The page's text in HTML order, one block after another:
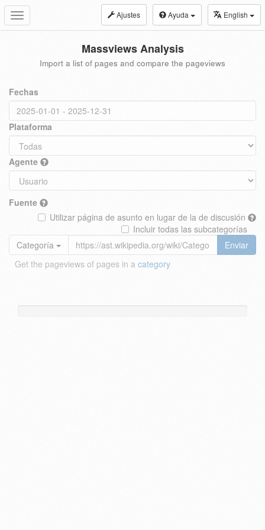
Toggle
navigation
Ajustes Ayuda English
Massviews Analysis
Import a list of pages and compare the pageviews
Fechas
Plataforma
Agente
Fuente
Utilizar página de asunto en lugar de la de discusión
Incluir todas las subcategorías
Categoría
Enviar
Get the pageviews of pages in a category